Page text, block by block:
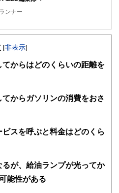
ンナー
、金融、経済に関する記事を、日々
できるようわかりやすく発信していま
暮らし」に関する書籍・雑誌の編集経
線のコンテンツを追求しています。
ナー、公認会計士、社会保険労務
ナリスト、キャリアコンサルタントな
ている点です。
富なメンバーと金融や経済に精通した
[非表示]
からはどのくらいの距離を
からガソリンの消費をおさ
スを呼ぶと料金はどのくら
が、給油ランプが光ってか
能性がある